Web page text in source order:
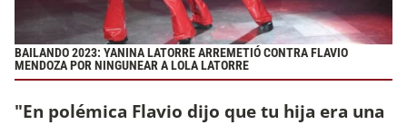
BAILANDO 2023: YANINA LATORRE ARREMETIÓ CONTRA FLAVIO
MENDOZA POR NINGUNEAR A LOLA LATORRE
"En polémica Flavio dijo que tu hija era una